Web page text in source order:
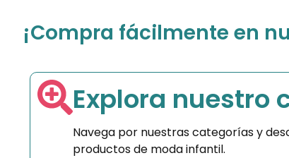
¡Compra fácilmente en
Explora nuestro
Navega por nuestras categorías y
productos de moda infantil.